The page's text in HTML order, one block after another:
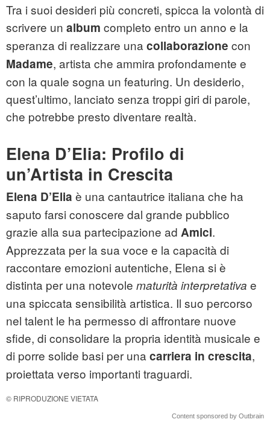
Tra i suoi desideri più concreti, spicca la volontà di
scrivere un album completo entro un anno e la
speranza di realizzare una collaborazione con
Madame, artista che ammira profondamente e
con la quale sogna un featuring. Un desiderio,
quest’ultimo, lanciato senza troppi giri di parole,
che potrebbe presto diventare realtà.
Elena D’Elia: Profilo di
un’Artista in Crescita
Elena D’Elia è una cantautrice italiana che ha
saputo farsi conoscere dal grande pubblico
grazie alla sua partecipazione ad Amici.
Apprezzata per la sua voce e la capacità di
raccontare emozioni autentiche, Elena si è
distinta per una notevole maturità interpretativa e
una spiccata sensibilità artistica. Il suo percorso
nel talent le ha permesso di affrontare nuove
sfide, di consolidare la propria identità musicale e
di porre solide basi per una carriera in crescita,
proiettata verso importanti traguardi.
© RIPRODUZIONE VIETATA
Content sponsored by Outbrain